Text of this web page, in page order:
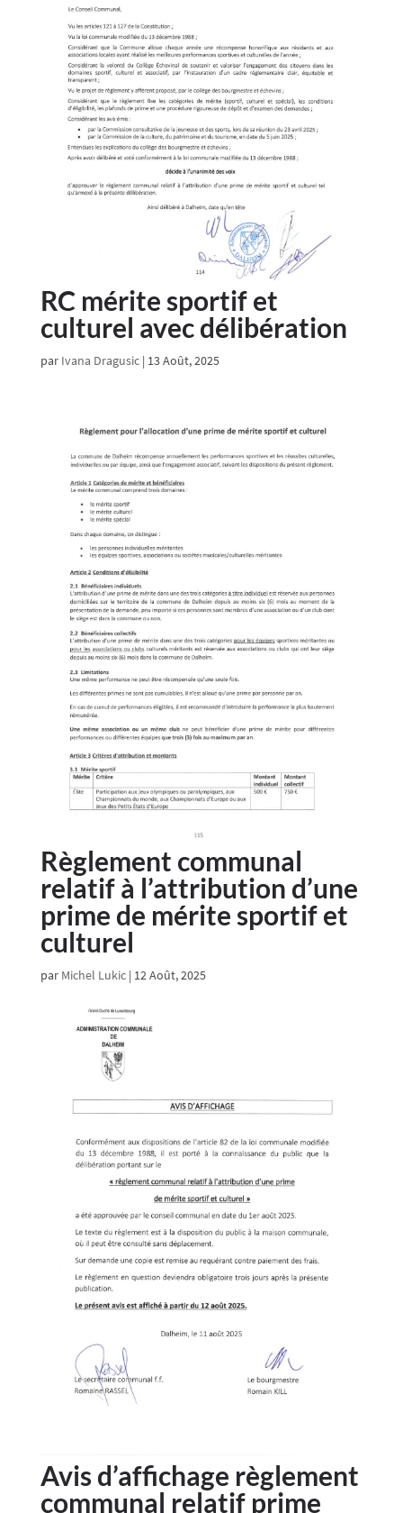
RC mérite sportif et
culturel avec délibération
par Ivana Dragusic| 13 Août, 2025
Règlement communal
relatif à l’attribution d’une
prime de mérite sportif et
culturel
par Michel Lukic| 12 Août, 2025
Avis d’affichage règlement
communal relatif prime